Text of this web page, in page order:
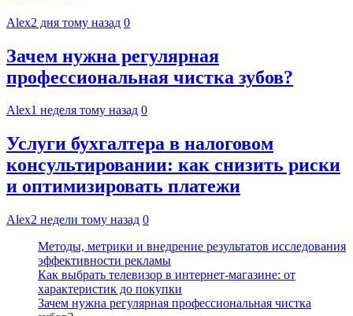
Alex2 дня тому назад 0
Зачем нужна регулярная
профессиональная чистка зубов?
Alex1 неделя тому назад 0
Услуги бухгалтера в налоговом
консультировании: как снизить риски
и оптимизировать платежи
Alex2 недели тому назад 0
Методы, метрики и внедрение результатов исследования
эффективности рекламы
Как выбрать телевизор в интернет-магазине: от
характеристик до покупки
Зачем нужна регулярная профессиональная чистка